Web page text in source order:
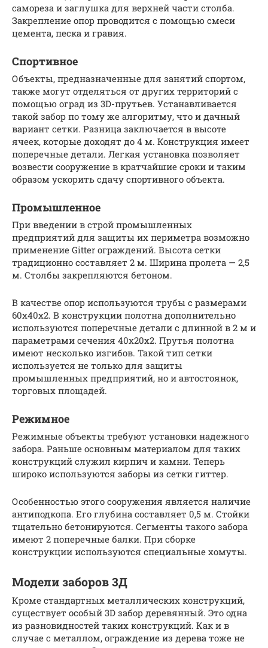
самореза и заглушка для верхней части столба.
Закрепление опор проводится с помощью смеси
цемента, песка и гравия.
Спортивное
Объекты, предназначенные для занятий спортом,
также могут отделяться от других территорий с
помощью оград из 3D-прутьев. Устанавливается
такой забор по тому же алгоритму, что и дачный
вариант сетки. Разница заключается в высоте
ячеек, которые доходят до 4 м. Конструкция имеет
поперечные детали. Легкая установка позволяет
возвести сооружение в кратчайшие сроки и таким
образом ускорить сдачу спортивного объекта.
Промышленное
При введении в строй промышленных
предприятий для защиты их периметра возможно
применение Gitter ограждений. Высота сетки
традиционно составляет 2 м. Ширина пролета — 2,5
м. Столбы закрепляются бетоном.
В качестве опор используются трубы с размерами
60х40х2. В конструкции полотна дополнительно
используются поперечные детали с длинной в 2 м и
параметрами сечения 40х20х2. Прутья полотна
имеют несколько изгибов. Такой тип сетки
используется не только для защиты
промышленных предприятий, но и автостоянок,
торговых площадей.
Режимное
Режимные объекты требуют установки надежного
забора. Раньше основным материалом для таких
конструкций служил кирпич и камни. Теперь
широко используются заборы из сетки гиттер.
Особенностью этого сооружения является наличие
антиподкопа. Его глубина составляет 0,5 м. Стойки
тщательно бетонируются. Сегменты такого забора
имеют 2 поперечные балки. При сборке
конструкции используются специальные хомуты.
Модели заборов 3Д
Кроме стандартных металлических конструкций,
существует особый 3D забор деревянный. Это одна
из разновидностей таких конструкций. Как и в
случае с металлом, ограждение из дерева тоже не